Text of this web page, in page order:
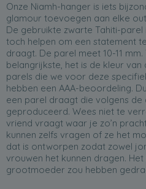
Onze Niamh-hanger is iets
glamour toevoegen aan elke
De gebruikte zwarte Tahiti-
toch helpen om een statement
draagt. De parel meet 10-11
belangrijkste, het is de kleur
parels die we voor deze
hebben een AAA-beoordeling.
een parel draagt die volgens
geproduceerd. Wees niet te
vriend vraagt waar je zo’n
kunnen zelfs vragen of ze het
dat is ontworpen zodat zowel
vrouwen het kunnen dragen.
grootmoeder zou hebben